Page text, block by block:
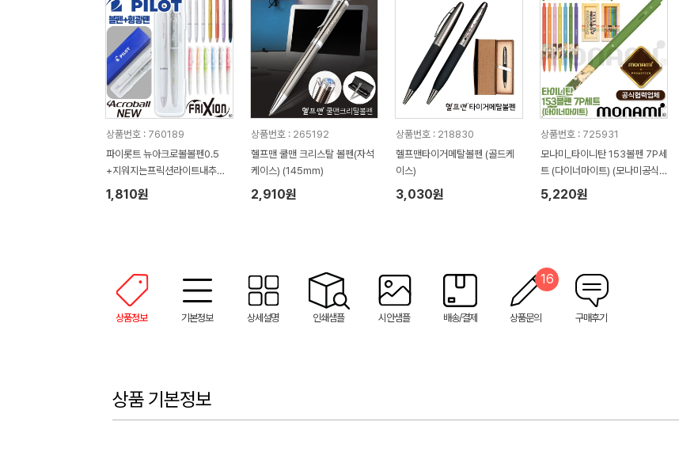
상품번호 : 760189
파이롯트 뉴아크로볼볼펜0.5
+지워지는프릭션라이트내추럴
형광펜세트
1,810원
상품번호 : 265192
헬프맨 쿨맨 크리스탈 볼펜(자석
케이스) (145mm)
2,910원
상품번호 : 218830
헬프맨타이거메탈볼펜 (골드케
이스)
3,030원
상품번호 : 725931
모나미_타이니탄 153볼펜 7P세
트 (다이너마이트) (모나미공식
협력업체)
5,220원
상품정보 기본정보 상세설명 인쇄샘플 시안샘플 배송/결제 상품문의
16
구매후기
상품 기본정보